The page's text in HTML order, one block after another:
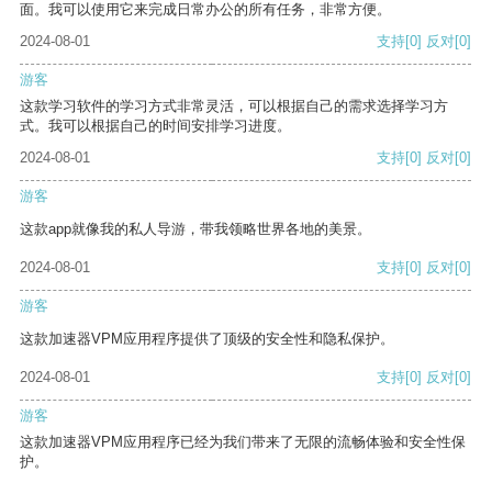
面。我可以使用它来完成日常办公的所有任务，非常方便。
2024-08-01
支持[0] 反对[0]
游客
这款学习软件的学习方式非常灵活，可以根据自己的需求选择学习方
式。我可以根据自己的时间安排学习进度。
2024-08-01
支持[0] 反对[0]
游客
这款app就像我的私人导游，带我领略世界各地的美景。
2024-08-01 支持[0] 反对[0]
游客
这款加速器VPM应用程序提供了顶级的安全性和隐私保护。
2024-08-01 支持[0] 反对[0]
游客
这款加速器VPM应用程序已经为我们带来了无限的流畅体验和安全性保
护。